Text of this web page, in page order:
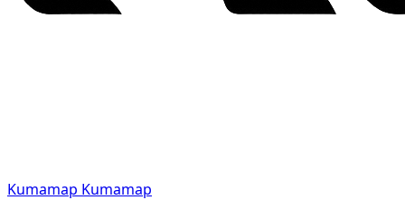
Kumamap Kumamap